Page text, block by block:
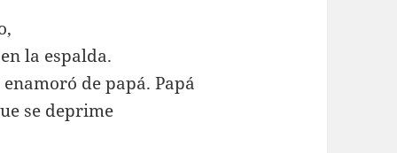
la espalda.
de papá. Papá
se deprime